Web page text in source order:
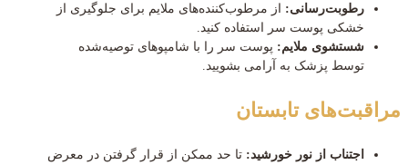
رطوبت‌رسانی: از مرطوب‌کننده‌های ملایم برای جلوگیری از
خشکی پوست سر استفاده کنید.
شستشوی ملایم: پوست سر را با شامپوهای توصیه‌شده
توسط پزشک به آرامی بشویید.
مراقبت‌های تابستان
اجتناب از نور خورشید: تا حد ممکن از قرار گرفتن در معرض